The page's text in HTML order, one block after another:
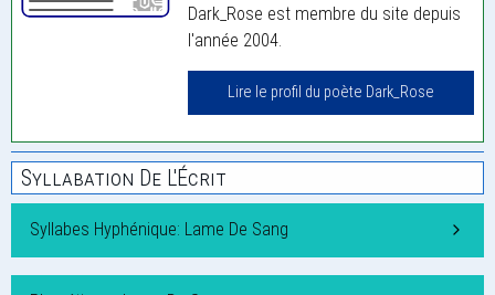
Dark_Rose est membre du site depuis
l'année 2004.
Lire le profil du poète Dark_Rose
Syllabation De L'Écrit
Syllabes Hyphénique: Lame De Sang